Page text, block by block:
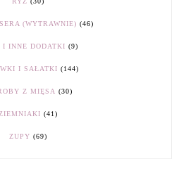
(WYTRAWNIE) (46)
I INNE DODATKI (9)
I SAŁATKI (144)
Z MIĘSA (30)
(41)
ZUPY (69)